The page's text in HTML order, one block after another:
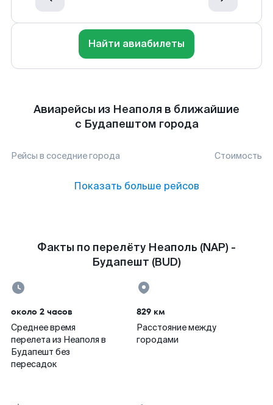
Найти авиабилеты
Авиарейсы из Неаполя в ближайшие
с Будапештом города
Рейсы в соседние города Стоимость
Показать больше рейсов
Факты по перелёту Неаполь (NAP) -
Будапешт (BUD)
около 2 часов
Среднее время
перелета из Неаполя в
Будапешт без
пересадок
829 км
Расстояние между
городами